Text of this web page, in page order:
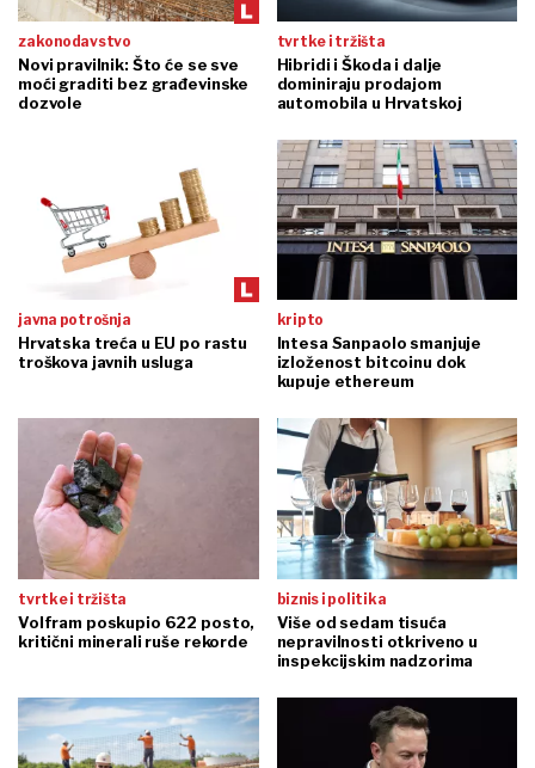
zakonodavstvo
Novi pravilnik: Što će se sve
moći graditi bez građevinske
dozvole
tvrtke i tržišta
Hibridi i Škoda i dalje
dominiraju prodajom
automobila u Hrvatskoj
javna potrošnja
Hrvatska treća u EU po rastu
troškova javnih usluga
kripto
Intesa Sanpaolo smanjuje
izloženost bitcoinu dok
kupuje ethereum
tvrtke i tržišta
Volfram poskupio 622 posto,
kritični minerali ruše rekorde
biznis i politika
Više od sedam tisuća
nepravilnosti otkriveno u
inspekcijskim nadzorima